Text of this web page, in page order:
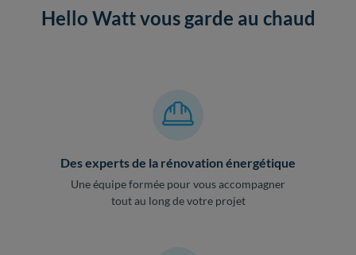
Hello Watt vous garde au chaud
Des experts de la rénovation énergétique
Une équipe formée pour vous accompagner
tout au long de votre projet